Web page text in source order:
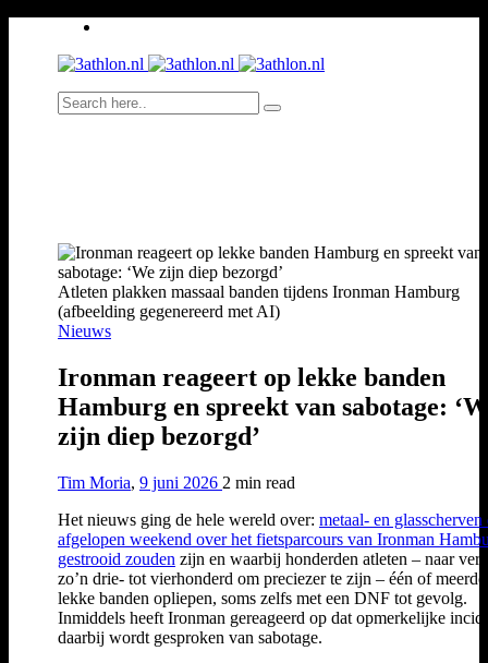
Atleten plakken massaal banden tijdens Ironman Hamburg
(afbeelding gegenereerd met AI)
Nieuws
Ironman reageert op lekke banden
Hamburg en spreekt van sabotage:
zijn diep bezorgd’
Tim Moria, 9 juni 2026 2 min read
Het nieuws ging de hele wereld over: metaal- en glasscherven
afgelopen weekend over het fietsparcours van Ironman
gestrooid zouden zijn en waarbij honderden atleten – naar
zo’n drie- tot vierhonderd om preciezer te zijn – één of
lekke banden opliepen, soms zelfs met een DNF tot gevolg.
Inmiddels heeft Ironman gereageerd op dat opmerkelijke
daarbij wordt gesproken van sabotage.